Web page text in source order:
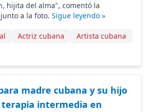
hijita del alma", comentó la
a la foto. Sigue leyendo »
Actriz cubana
Artista cubana
madre cubana y su hijo
intermedia en